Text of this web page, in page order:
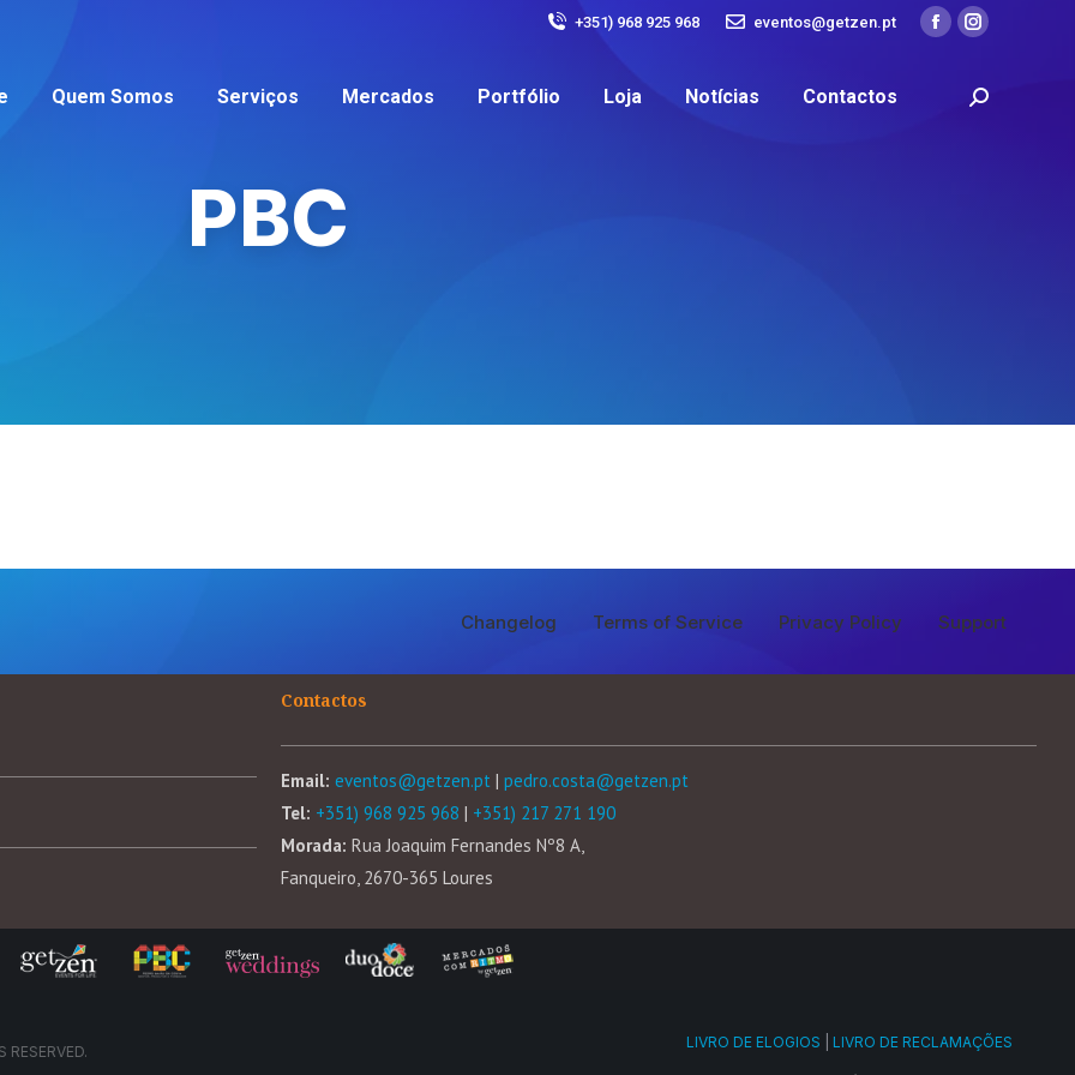
+351) 968 925 968 eventos@getzen.pt
Quem Somos Serviços Mercados Portfólio Loja Notícias Contactos
PBC
Changelog Terms of Service Privacy Policy Support
Contactos
Email: eventos@getzen.pt | pedro.costa@getzen.pt
Tel: +351) 968 925 968 | +351) 217 271 190
Morada: Rua Joaquim Fernandes Nº8 A,
Fanqueiro, 2670-365 Loures
LIVRO DE ELOGIOS LIVRO DE RECLAMAÇÕES